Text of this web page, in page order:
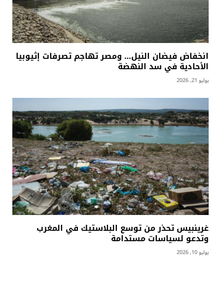
انخفاض فيضان النيل… ومصر تهاجم تصرفات إثيوبيا
الأحادية في سد النهضة
يوليو 21, 2026
غرينبيس تحذر من توسع البلاستيك في المغرب
وتدعو لسياسات مستدامة
يوليو 10, 2026